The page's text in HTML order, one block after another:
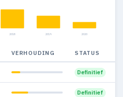
2018 2019 2020
VERHOUDING STATUS
Definitief
Definitief